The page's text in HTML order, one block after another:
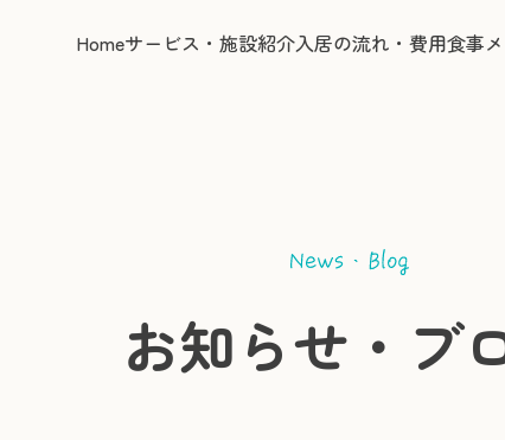
Homeサービス・施設紹介入居の流れ・費用食事
お知らせ・ブ